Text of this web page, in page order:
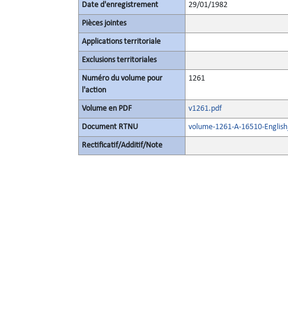
Date d'enregistrement 29/01/1982
Pièces jointes
Applications territoriale
Exclusions territoriales
Numéro du volume pour
l'action
1261
Volume en PDF v1261.pdf
Document RTNU volume-1261-A-16510-
Rectificatif/Additif/Note